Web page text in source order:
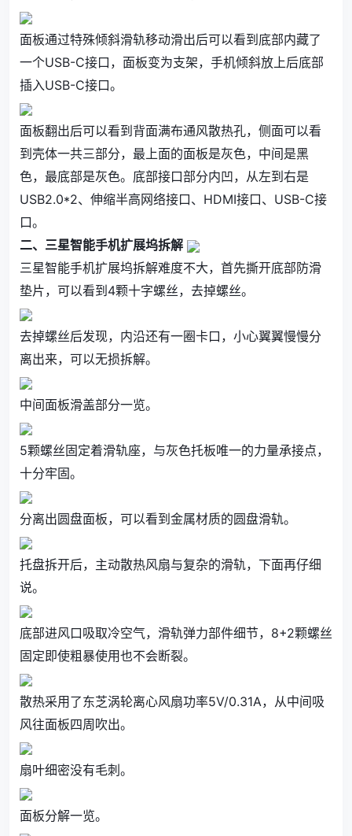
面板通过特殊倾斜滑轨移动滑出后可以看到底部内藏了
一个USB-C接口，面板变为支架，手机倾斜放上后底部
插入USB-C接口。
面板翻出后可以看到背面满布通风散热孔，侧面可以看
到壳体一共三部分，最上面的面板是灰色，中间是黑
色，最底部是灰色。底部接口部分内凹，从左到右是
USB2.0*2、伸缩半高网络接口、HDMI接口、USB-C接
口。
二、三星智能手机扩展坞拆解
三星智能手机扩展坞拆解难度不大，首先撕开底部防滑
垫片，可以看到4颗十字螺丝，去掉螺丝。
去掉螺丝后发现，内沿还有一圈卡口，小心翼翼慢慢分
离出来，可以无损拆解。
中间面板滑盖部分一览。
5颗螺丝固定着滑轨座，与灰色托板唯一的力量承接点，
十分牢固。
分离出圆盘面板，可以看到金属材质的圆盘滑轨。
托盘拆开后，主动散热风扇与复杂的滑轨，下面再仔细
说。
底部进风口吸取冷空气，滑轨弹力部件细节，8+2颗螺丝
固定即使粗暴使用也不会断裂。
散热采用了东芝涡轮离心风扇功率5V/0.31A，从中间吸
风往面板四周吹出。
扇叶细密没有毛刺。
面板分解一览。